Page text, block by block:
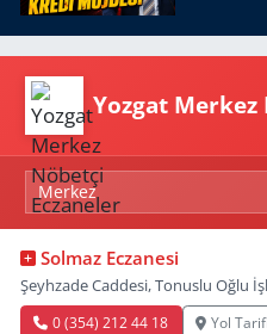
Yozgat Merkez
Solmaz Eczanesi
Şeyhzade Caddesi, Tonuslu Oğlu
0 (354) 212 44 18 Yol